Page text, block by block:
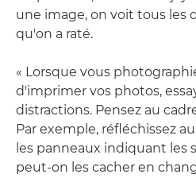
une image, on voit tous les
qu'on a raté.
« Lorsque vous
d'imprimer vos photos,
distractions. Pensez au
Par exemple, réfléchissez
les panneaux indiquant les
peut-on les cacher en